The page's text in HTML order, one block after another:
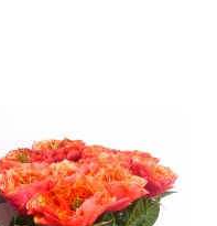
フリージア
ズキ
マツ